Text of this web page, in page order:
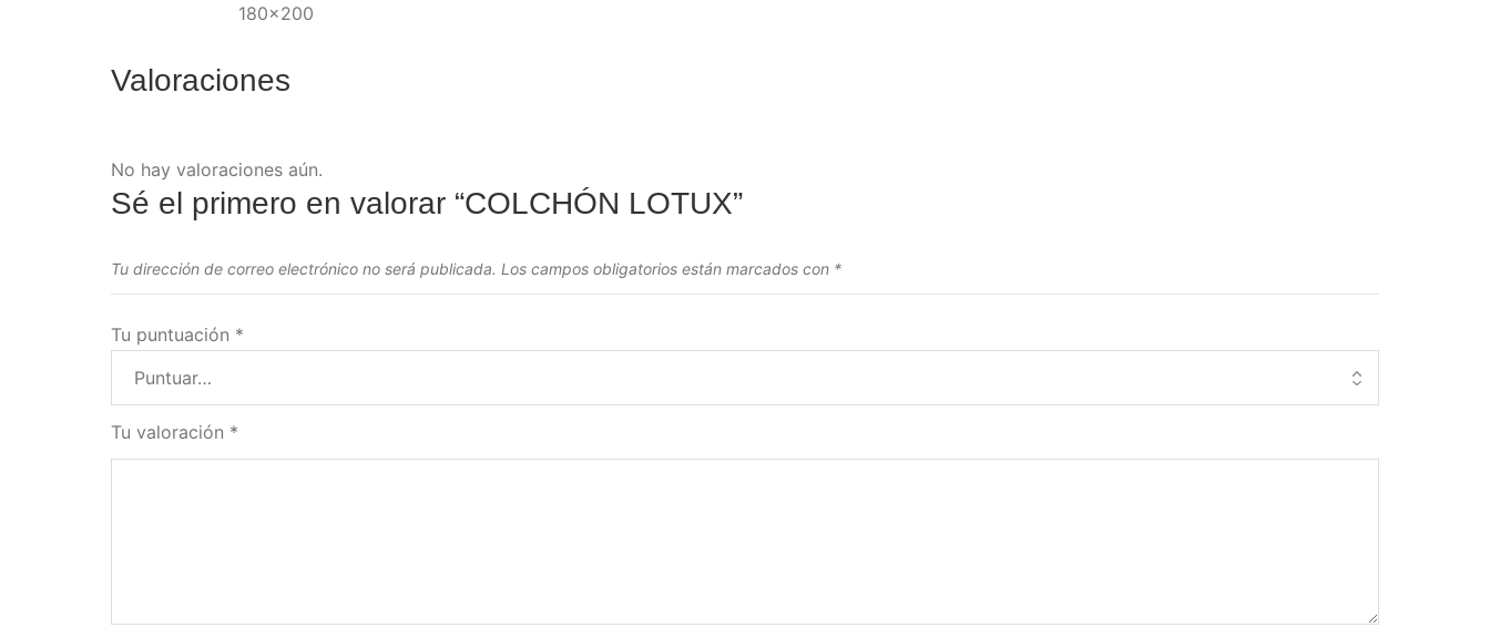
180×200
Valoraciones
No hay valoraciones aún.
Sé el primero en valorar “COLCHÓN LOTUX”
Tu dirección de correo electrónico no será publicada. Los campos obligatorios están marcados con *
Tu puntuación *
Tu valoración *